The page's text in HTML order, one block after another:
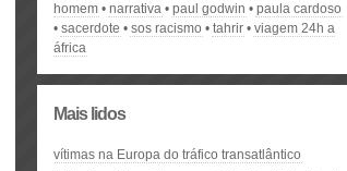
homem
narrativa paul godwin
paula cardoso
sacerdote
sos racismo tahrir
viagem 24h a
áfrica
Mais lidos
vítimas na Europa do tráfico transatlântico